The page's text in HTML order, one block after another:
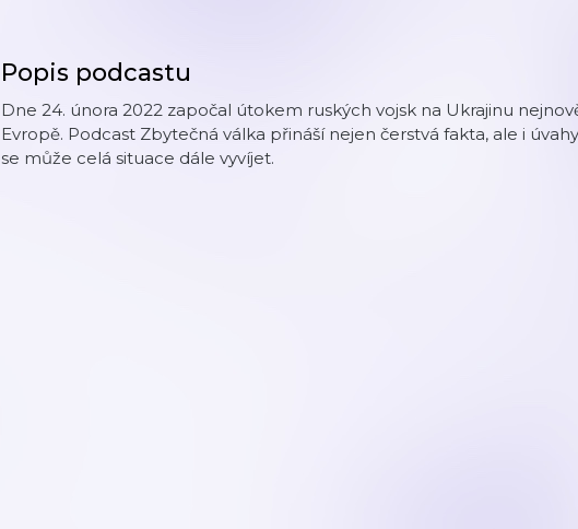
Popis podcastu
Dne 24. února 2022 započal útokem ruských vojsk na Ukrajinu
Evropě. Podcast Zbytečná válka přináší nejen čerstvá fakta, ale i
se může celá situace dále vyvíjet.